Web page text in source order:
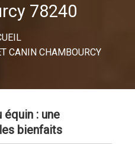
78240
CANIN CHAMBOURCY
équin : une
bienfaits